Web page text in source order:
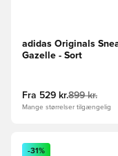
adidas Originals
Gazelle - Sort
Fra 529 kr.899 kr.
Mange størrelser tilgængelig
Åbner en Modal til
-31%